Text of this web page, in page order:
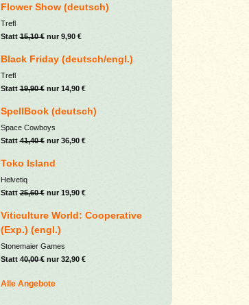
Flower Show (deutsch)
Trefl
Statt15,10 €nur 9,90 €
Black Friday (deutsch/engl.)
Trefl
Statt19,90 €nur 14,90 €
SpellBook (deutsch)
Space Cowboys
Statt41,40 €nur 36,90 €
Toko Island
Helvetiq
Statt25,60 €nur 19,90 €
Viticulture World: Cooperative
(Exp.) (engl.)
Stonemaier Games
Statt40,00 €nur 32,90 €
Alle Angebote